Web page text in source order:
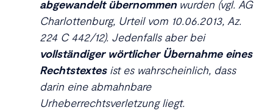
abgewandelt übernommenwurden (vgl. AG
Charlottenburg, Urteil vom 10.06.2013, Az.
224 C 442/12). Jedenfalls aber bei
vollständiger wörtlicher Übernahme eines
Rechtstextesist es wahrscheinlich, dass
darin eine abmahnbare
Urheberrechtsverletzung liegt.